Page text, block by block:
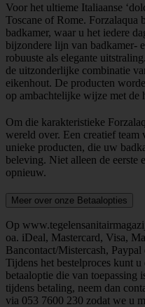
Voor het ultieme Italiaanse
Toscane of Rome. Forzalaqua
badkamer, waar u het iedere
bijzondere lijn van badkamer-
robuuste als elegante
de uitzonderlijke combinatie
eikenhout. De producten
op ambachtelijke wijze met de
Om die karakteristieke
wereld over. Een creatief team
unieke producten, die uw
beleving. Niet alleen de eerste
opnieuw.
Meer over onze Betaalopties
Op
oa. iDeal, Mastercard, Visa,
Bancontact/Mistercash,
Tijdens het bestelproces kunt u
betaaloptie die van toepassing
tijdens betaling, neem dan
via 053 7600 230 zodat we u